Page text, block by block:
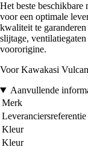
Het beste beschikbare
voor een optimale
kwaliteit te
slijtage,
voororigine.
Voor Kawakasi
Aanvullende
Merk
Leveranciersreferentie
Kleur
Kleur